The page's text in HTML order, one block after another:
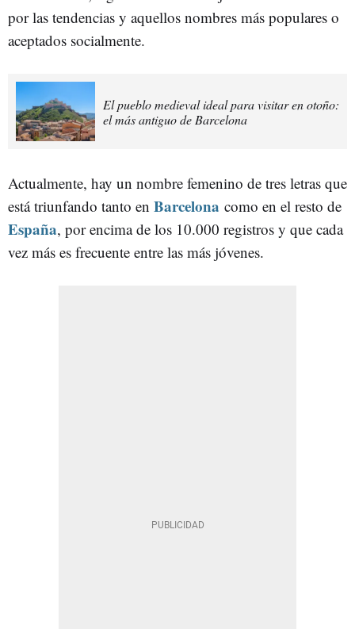
por las tendencias y aquellos nombres más populares o
aceptados socialmente.
El pueblo medieval ideal para visitar en otoño:
el más antiguo de Barcelona
Actualmente, hay un nombre femenino de tres letras que
está triunfando tanto en Barcelona como en el resto de
España, por encima de los 10.000 registros y que cada
vez más es frecuente entre las más jóvenes.